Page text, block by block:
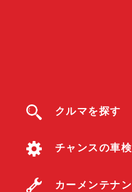
クルマを探す
チャンスの車検
カーメンテナン